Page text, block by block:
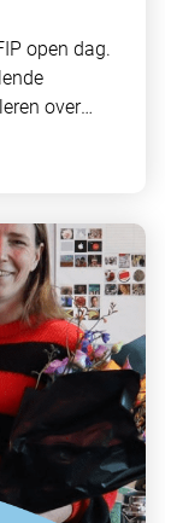
open dag.
over